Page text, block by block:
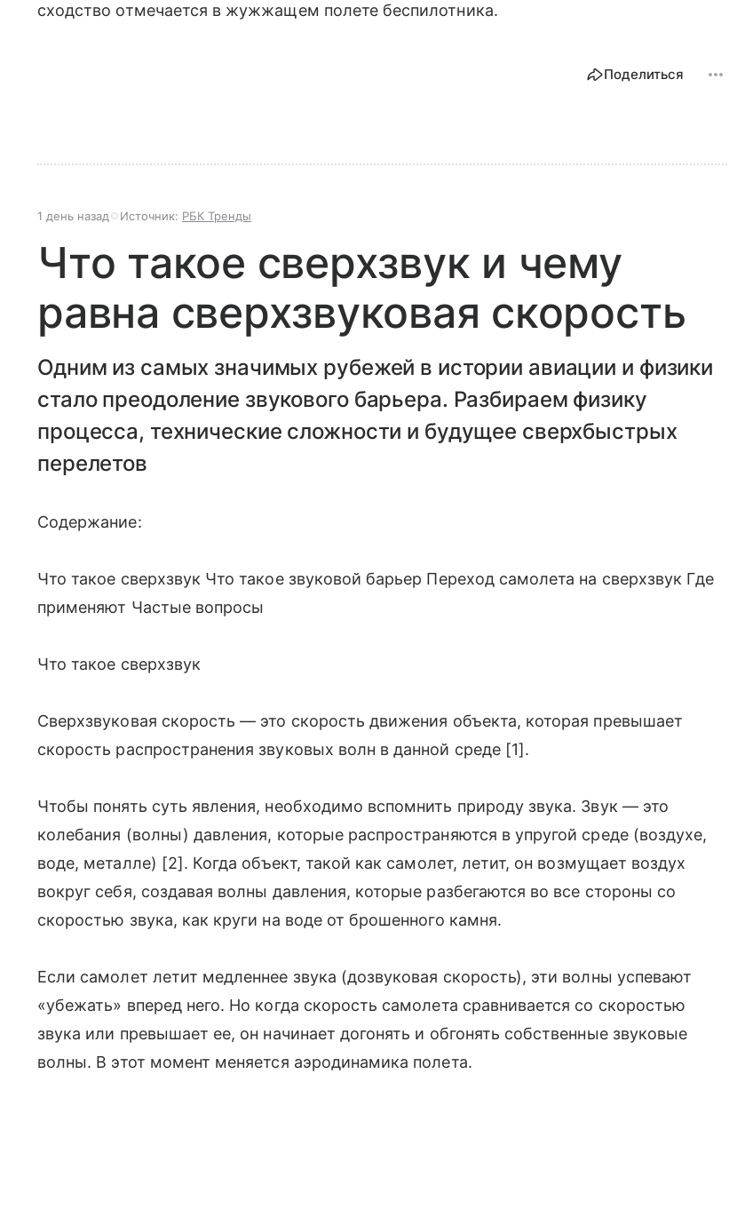
сходство отмечается в жужжащем полете беспилотника.
Поделиться
1 день назад Источник: РБК Тренды
Что такое сверхзвук и чему
равна сверхзвуковая скорость
Одним из самых значимых рубежей в истории авиации и физики
стало преодоление звукового барьера. Разбираем физику
процесса, технические сложности и будущее сверхбыстрых
перелетов
Содержание:
Что такое сверхзвук Что такое звуковой барьер Переход самолета на сверхзвук Где
применяют Частые вопросы
Что такое сверхзвук
Сверхзвуковая скорость — это скорость движения объекта, которая превышает
скорость распространения звуковых волн в данной среде [1].
Чтобы понять суть явления, необходимо вспомнить природу звука. Звук — это
колебания (волны) давления, которые распространяются в упругой среде (воздухе,
воде, металле) [2]. Когда объект, такой как самолет, летит, он возмущает воздух
вокруг себя, создавая волны давления, которые разбегаются во все стороны со
скоростью звука, как круги на воде от брошенного камня.
Если самолет летит медленнее звука (дозвуковая скорость), эти волны успевают
«убежать» вперед него. Но когда скорость самолета сравнивается со скоростью
звука или превышает ее, он начинает догонять и обгонять собственные звуковые
волны. В этот момент меняется аэродинамика полета.